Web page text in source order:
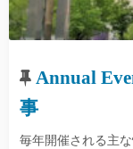
Annual
事
毎年開催される主